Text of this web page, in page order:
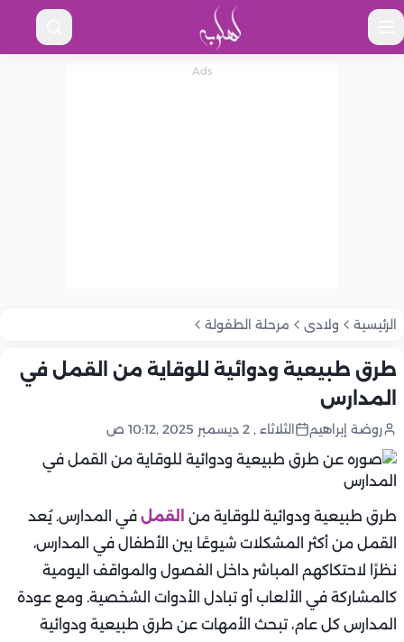
الرئيسية ولادى مرحلة الطفولة
طرق طبيعية ودوائية للوقاية من القمل في
المدارس
روضة إبراهيم الثلاثاء , 2 ديسمبر 2025 ,10:12 ص
طرق طبيعية ودوائية للوقاية من القمل في المدارس. يُعد
القمل من أكثر المشكلات شيوعًا بين الأطفال في المدارس،
نظرًا لاحتكاكهم المباشر داخل الفصول والمواقف اليومية
كالمشاركة في الألعاب أو تبادل الأدوات الشخصية. ومع عودة
المدارس كل عام، تبحث الأمهات عن طرق طبيعية ودوائية